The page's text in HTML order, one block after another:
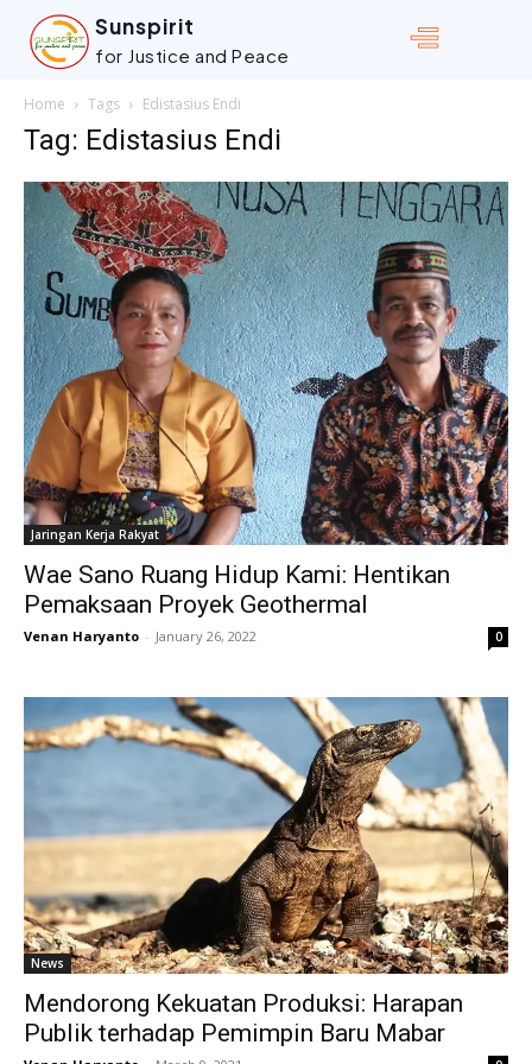
Sunspirit
for Justice and Peace
Home Tags Edistasius Endi
Tag: Edistasius Endi
Jaringan Kerja Rakyat
Wae Sano Ruang Hidup Kami: Hentikan
Pemaksaan Proyek Geothermal
Venan Haryanto - January 26, 2022 0
News
Mendorong Kekuatan Produksi: Harapan
Publik terhadap Pemimpin Baru Mabar